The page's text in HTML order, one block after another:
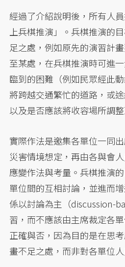
經過了介紹說明後，所有人
上兵棋推演」。兵棋推演的
足之處，例如原先的演習計
至某處，在兵棋推演時可進
臨到的困難（例如民眾經此
將跨越交通繁忙的道路，或
以及是否應該將收容場所調
實際作法是邀集各單位一同
災害情境想定，再由各與會
應變作法與考量。兵棋推演
單位間的互相討論，並進而
係以討論為主（discussion-
習，而不應該由主席裁定各
正確與否，因為目的是在思
畫不足之處，而非對各單位